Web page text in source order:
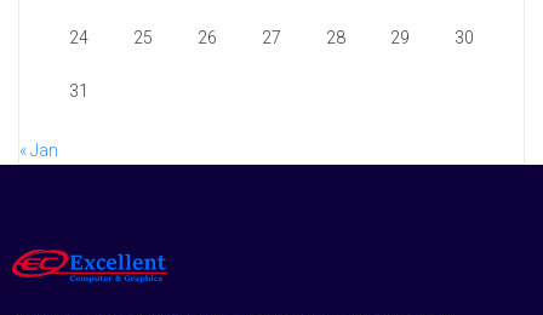
24 25 26 27 28 29 30
31
« Jan